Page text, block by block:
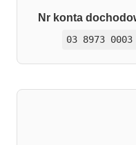
Nr konta
03 8973